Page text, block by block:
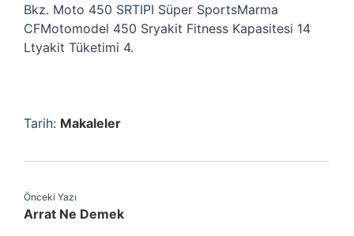
Bkz. Moto 450 SRTIPI Süper SportsMarma
CFMotomodel 450 Sryakit Fitness Kapasitesi 14
Ltyakit Tüketimi 4.
Tarih: Makaleler
Önceki Yazı
Arrat Ne Demek